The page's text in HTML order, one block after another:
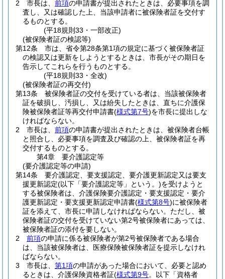
2
市長は、 前項の申請書が提出されたときは、必要事項を調
査し、又は確認した上、当該申請者に被保険者証を交付す
るものとする。
(平18規則33・一部改正)
(被保険者証の検認等)
第12条
市は、省令第28条第1項の規定に基づく被保険者証
の検認又は更新をしようとするときは、市長がその期日を
告示してこれらを行うものとする。
(平18規則33・全改)
(被保険者証の再交付)
第13条
被保険者証の交付を受けている者は、当該被保険者
証を破損し、汚損し、又は紛失したときは、直ちに介護保
険被保険者証等再交付申請書(様式第7号)を市長に提出しな
ければならない。
2
市長は、 前項の申請書が提出されたときは、被保険者台帳
と照合し、必要事項を調査及び確認の上、被保険者証を再
交付するものとする。
第4章
要介護認定等
(要介護認定等の申請)
第14条
要介護認定、要支援認定、要介護更新認定又は要支
援更新認定(以下「要介護認定等」という。)を受けようと
する被保険者は、介護保険要介護認定・要支援認定・要介
護更新認定・要支援更新認定申請書(様式第8号)に被保険者
証を添えて、市長に申請しなければならない。 ただし、被
保険者証の交付を受けていない第2号被保険者にあっては、
被保険者証の添付を要しない。
2
前項の申請に係る被保険者が第2号被保険者である場合
は、当該被保険者は、医療保険被保険者証を提示しなけれ
ばならない。
3
市長は、 第1項の申請があった場合において、必要と認め
るときは、介護保険資格者証(様式第9号。以下「資格者